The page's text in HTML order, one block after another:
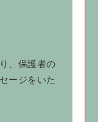
、保護者の
ージをいた